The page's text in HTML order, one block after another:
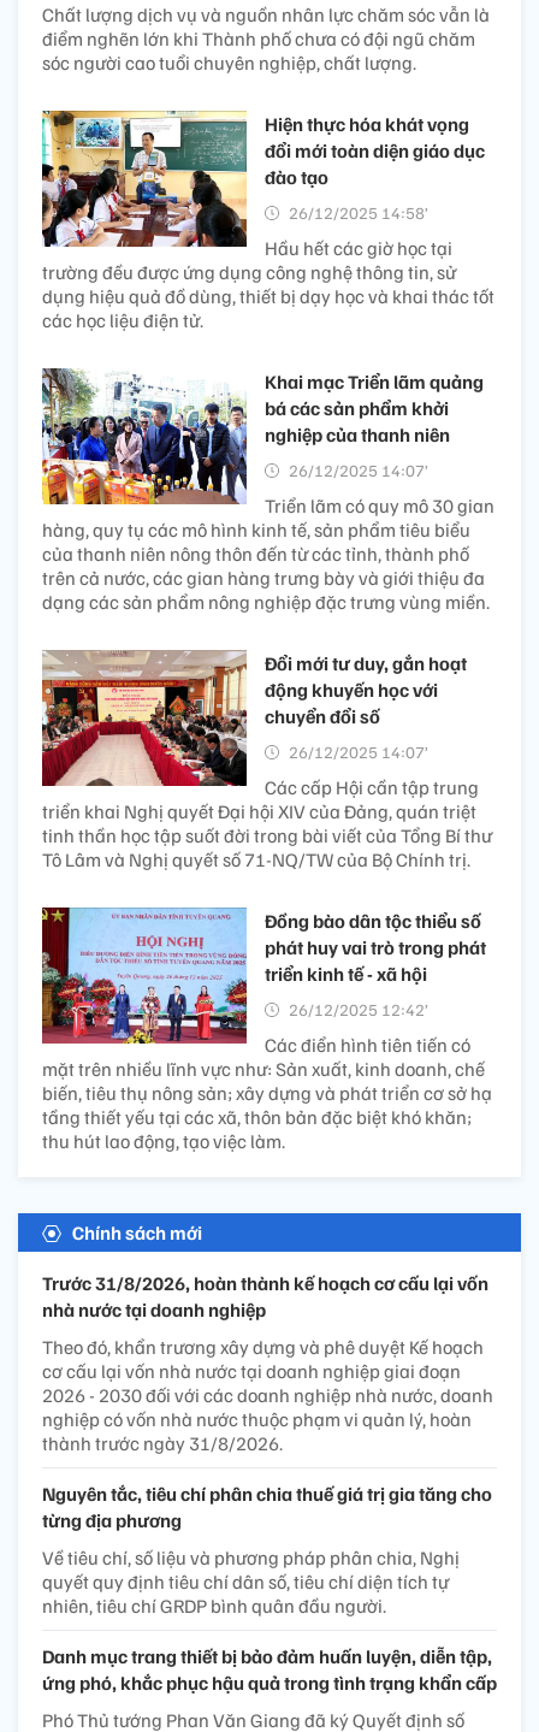
Chất lượng dịch vụ và nguồn nhân lực chăm sóc vẫn là
điểm nghẽn lớn khi Thành phố chưa có đội ngũ chăm
sóc người cao tuổi chuyên nghiệp, chất lượng.
Hiện thực hóa khát vọng
đổi mới toàn diện giáo dục
đào tạo
26/12/2025 14:58’
Hầu hết các giờ học tại
trường đều được ứng dụng công nghệ thông tin, sử
dụng hiệu quả đồ dùng, thiết bị dạy học và khai thác tốt
các học liệu điện tử.
Khai mạc Triển lãm quảng
bá các sản phẩm khởi
nghiệp của thanh niên
26/12/2025 14:07’
Triển lãm có quy mô 30 gian
hàng, quy tụ các mô hình kinh tế, sản phẩm tiêu biểu
của thanh niên nông thôn đến từ các tỉnh, thành phố
trên cả nước, các gian hàng trưng bày và giới thiệu đa
dạng các sản phẩm nông nghiệp đặc trưng vùng miền.
Đổi mới tư duy, gắn hoạt
động khuyến học với
chuyển đổi số
26/12/2025 14:07’
Các cấp Hội cần tập trung
triển khai Nghị quyết Đại hội XIV của Đảng, quán triệt
tinh thần học tập suốt đời trong bài viết của Tổng Bí thư
Tô Lâm và Nghị quyết số 71-NQ/TW của Bộ Chính trị.
Đồng bào dân tộc thiểu số
phát huy vai trò trong phát
triển kinh tế - xã hội
26/12/2025 12:42’
Các điển hình tiên tiến có
mặt trên nhiều lĩnh vực như: Sản xuất, kinh doanh, chế
biến, tiêu thụ nông sản; xây dựng và phát triển cơ sở hạ
tầng thiết yếu tại các xã, thôn bản đặc biệt khó khăn;
thu hút lao động, tạo việc làm.
Chính sách mới
Trước 31/8/2026, hoàn thành kế hoạch cơ cấu lại vốn
nhà nước tại doanh nghiệp
Theo đó, khẩn trương xây dựng và phê duyệt Kế hoạch
cơ cấu lại vốn nhà nước tại doanh nghiệp giai đoạn
2026 - 2030 đối với các doanh nghiệp nhà nước, doanh
nghiệp có vốn nhà nước thuộc phạm vi quản lý, hoàn
thành trước ngày 31/8/2026.
Nguyên tắc, tiêu chí phân chia thuế giá trị gia tăng cho
từng địa phương
Về tiêu chí, số liệu và phương pháp phân chia, Nghị
quyết quy định tiêu chí dân số, tiêu chí diện tích tự
nhiên, tiêu chí GRDP bình quân đầu người.
Danh mục trang thiết bị bảo đảm huấn luyện, diễn tập,
ứng phó, khắc phục hậu quả trong tình trạng khẩn cấp
Phó Thủ tướng Phan Văn Giang đã ký Quyết định số